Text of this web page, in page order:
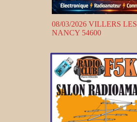
08/03/2026 VILLERS LES
NANCY 54600